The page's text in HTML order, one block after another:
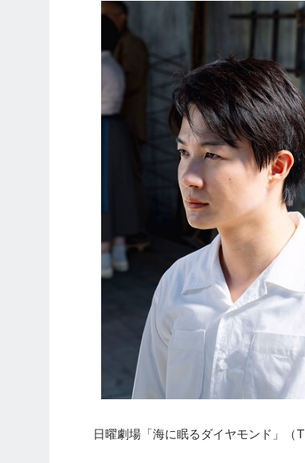
日曜劇場「海に眠るダイヤモンド」（